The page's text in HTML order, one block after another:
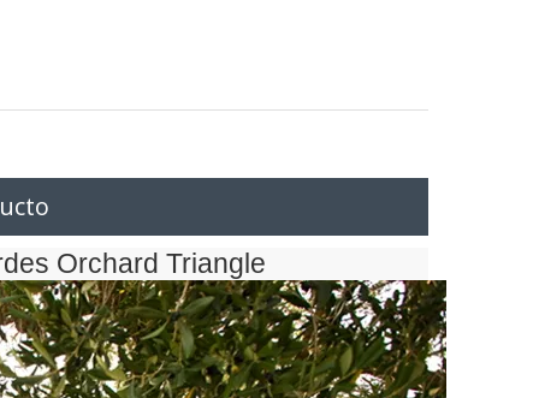
Orchard Triangle